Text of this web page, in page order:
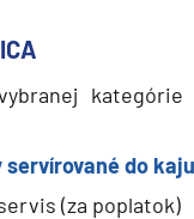
do
(za poplatok)